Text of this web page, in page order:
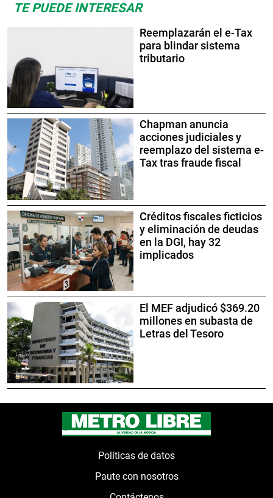
TE PUEDE INTERESAR
Reemplazarán el e-Tax
para blindar sistema
tributario
Chapman anuncia
acciones judiciales y
reemplazo del sistema e-
Tax tras fraude fiscal
Créditos fiscales ficticios
y eliminación de deudas
en la DGI, hay 32
implicados
El MEF adjudicó $369.20
millones en subasta de
Letras del Tesoro
Políticas de datos
Paute con nosotros